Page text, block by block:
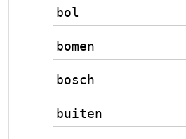
bol
bomen
bosch
buiten